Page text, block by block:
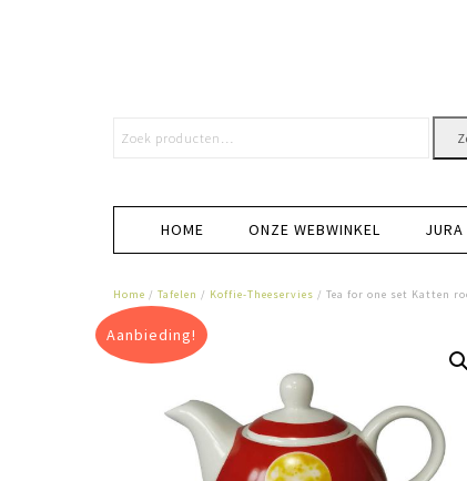
HOME ONZE WEBWINKEL
Home / Tafelen / Koffie-Theeservies / Tea for one set Katten
Aanbieding!